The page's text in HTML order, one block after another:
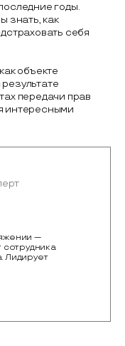
годы.
знать, как
себя
объекте
передачи прав
интересными
—
сотрудника
Лидирует